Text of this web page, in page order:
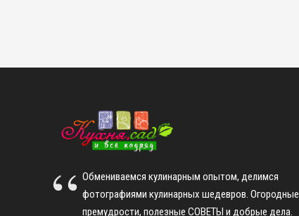
Обмениваемся кулинарным опытом, делимся
фотографиями кулинарных шедевров. Огородные
премудрости, полезные СОВЕТЫ и добрые дела.